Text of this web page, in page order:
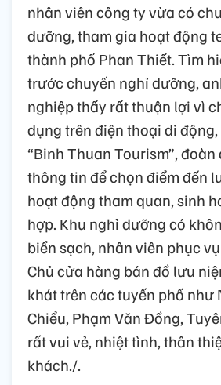
nhân viên công ty vừa có
dưỡng, tham gia hoạt động
thành phố Phan Thiết. Tìm
trước chuyến nghỉ dưỡng,
nghiệp thấy rất thuận lợi vì
dụng trên điện thoại di
“Binh Thuan Tourism”,
thông tin để chọn điểm đến
hoạt động tham quan, sinh
hợp. Khu nghỉ dưỡng có
biển sạch, nhân viên phục
Chủ cửa hàng bán đồ lưu
khát trên các tuyến phố như
Chiểu, Phạm Văn Đồng,
rất vui vẻ, nhiệt tình, thân
khách./.